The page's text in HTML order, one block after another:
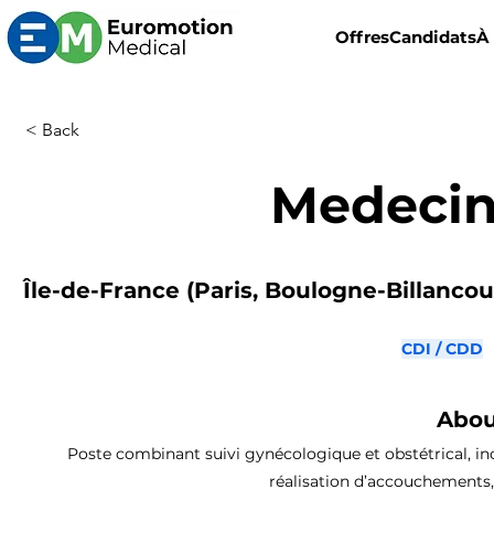
OffresCandidatsÀ
< Back
Île-de-France (Paris, Boulogne-
CDI / CDD
Poste combinant suivi gynécologique et obstétrical,
réalisation